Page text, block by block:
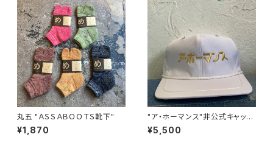
丸五 "ＡＳＳＡＢＯＯＴＳ靴下"
¥1,870
"ア・ホーマンス"非公式キャップ
(WHITE)
¥5,500